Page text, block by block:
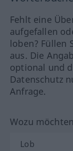
Fehlt eine
aufgefallen
loben? Füllen
aus. Die
optional und
Datenschutz
Anfrage.
Wozu